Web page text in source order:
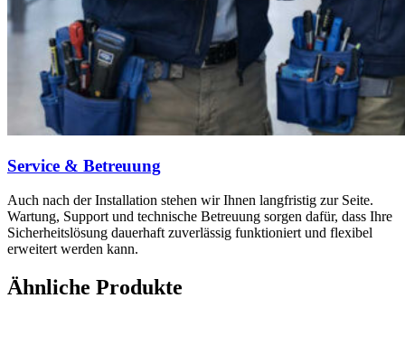
Service & Betreuung
Auch nach der Installation stehen wir Ihnen langfristig zur Seite.
Wartung, Support und technische Betreuung sorgen dafür, dass Ihre
Sicherheitslösung dauerhaft zuverlässig funktioniert und flexibel
erweitert werden kann.
Ähnliche Produkte